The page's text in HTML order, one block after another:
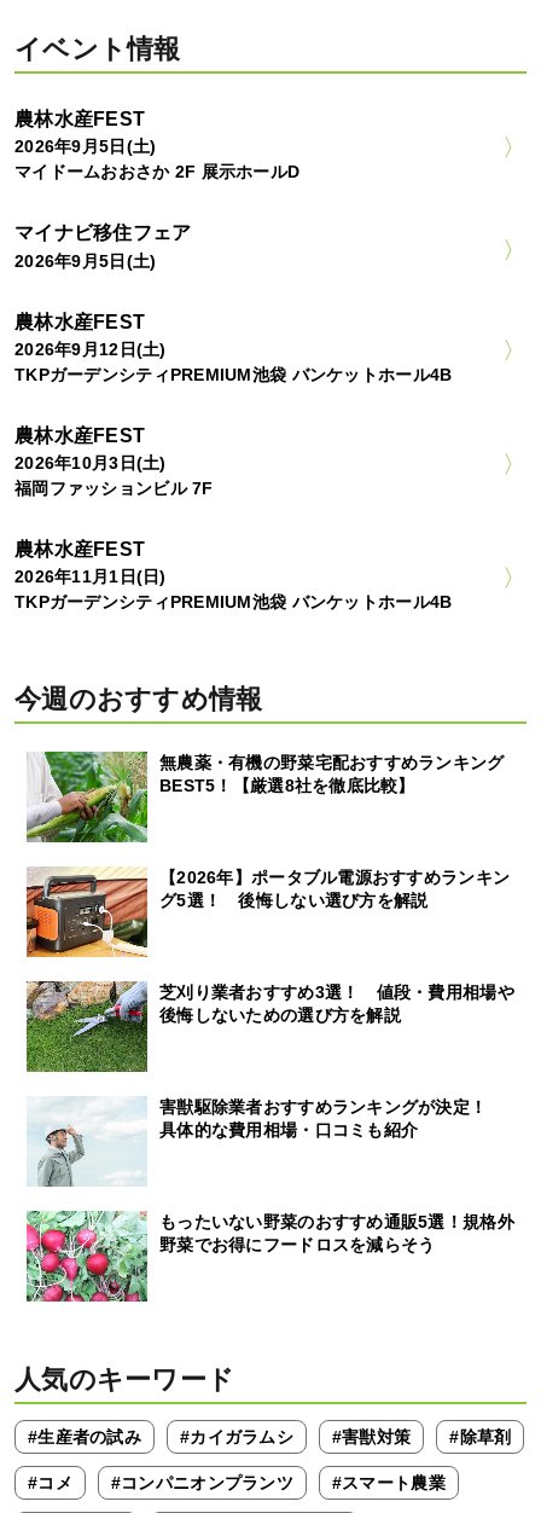
イベント情報
農林水産FEST
2026年9月5日(土)
マイドームおおさか 2F 展示ホールD
マイナビ移住フェア
2026年9月5日(土)
農林水産FEST
2026年9月12日(土)
TKPガーデンシティPREMIUM池袋 バンケットホール4B
農林水産FEST
2026年10月3日(土)
福岡ファッションビル 7F
農林水産FEST
2026年11月1日(日)
TKPガーデンシティPREMIUM池袋 バンケットホール4B
今週のおすすめ情報
無農薬・有機の野菜宅配おすすめランキング
BEST5！【厳選8社を徹底比較】
【2026年】ポータブル電源おすすめランキン
グ5選！ 後悔しない選び方を解説
芝刈り業者おすすめ3選！ 値段・費用相場や
後悔しないための選び方を解説
害獣駆除業者おすすめランキングが決定！
具体的な費用相場・口コミも紹介
もったいない野菜のおすすめ通販5選！規格外
野菜でお得にフードロスを減らそう
人気のキーワード
#生産者の試み #カイガラムシ #害獣対策 #除草剤
#コメ #コンパニオンプランツ #スマート農業